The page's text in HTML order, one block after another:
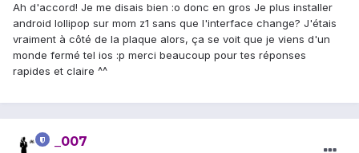
Ah d'accord! Je me disais bien :o donc en gros Je plus installer
android lollipop sur mom z1 sans que l'interface change? J'étais
vraiment à côté de la plaque alors, ça se voit que je viens d'un
monde fermé tel ios :p merci beaucoup pour tes réponses
rapides et claire ^^
_007